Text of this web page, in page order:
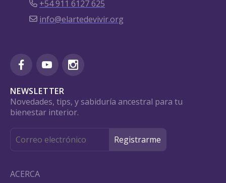
+54 911 6127 625
info@elartedevivir.org
NEWSLETTER
Novedades, tips, y sabiduría ancestral para tu
bienestar interior.
ACERCA